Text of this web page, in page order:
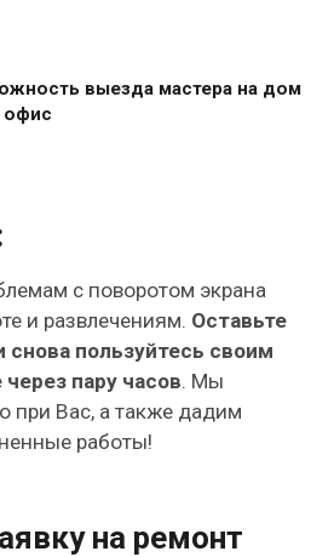
выезда мастера на дом
офис
с поворотом экрана
и развлечениям. Оставьте
снова пользуйтесь своим
пару часов. Мы
при Вас, а также дадим
работы!
на ремонт